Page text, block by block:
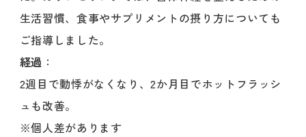
生活習慣、食事やサプリメントの摂り方についても
ご指導しました。
経過 ：
2週目で動悸がなくなり、2か月目でホットフラッシ
ュも改善。
※個人差があります